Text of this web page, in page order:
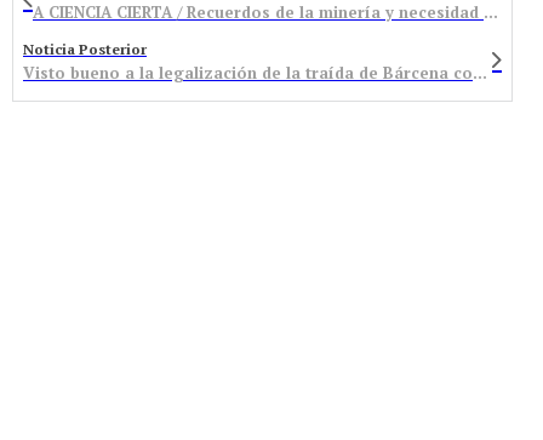
A CIENCIA CIERTA / Recuerdos de la minería y necesidad de su conservación
Noticia Posterior
Visto bueno a la legalización de la traída de Bárcena con una concesión por un periodo de 20 años